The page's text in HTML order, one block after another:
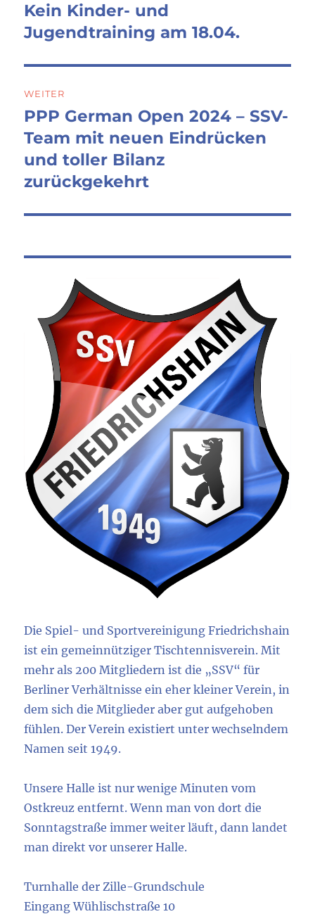
Vorheriger
Beitrag:
Kein Kinder- und
Jugendtraining am 18.04.
WEITER
Nächster
Beitrag:
PPP German Open 2024 – SSV-
Team mit neuen Eindrücken
und toller Bilanz
zurückgekehrt
Die Spiel- und Sportvereinigung Friedrichshain
ist ein gemeinnütziger Tischtennisverein. Mit
mehr als 200 Mitgliedern ist die „SSV“ für
Berliner Verhältnisse ein eher kleiner Verein, in
dem sich die Mitglieder aber gut aufgehoben
fühlen. Der Verein existiert unter wechselndem
Namen seit 1949.
Unsere Halle ist nur wenige Minuten vom
Ostkreuz entfernt. Wenn man von dort die
Sonntagstraße immer weiter läuft, dann landet
man direkt vor unserer Halle.
Turnhalle der Zille-Grundschule
Eingang Wühlischstraße 10